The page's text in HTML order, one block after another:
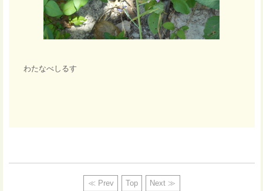
わたなべしるす
≪ Prev Top Next ≫